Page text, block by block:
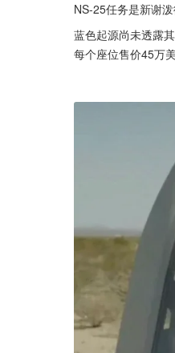
NS-25任务是新谢
蓝色起源尚未透露
每个座位售价45万